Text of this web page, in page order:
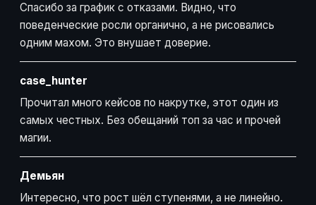
Спасибо за график с отказами. Видно, что
поведенческие росли органично, а не рисовались
одним махом. Это внушает доверие.
case_hunter
Прочитал много кейсов по накрутке, этот один из
самых честных. Без обещаний топ за час и прочей
магии.
Демьян
Интересно, что рост шёл ступенями, а не линейно.